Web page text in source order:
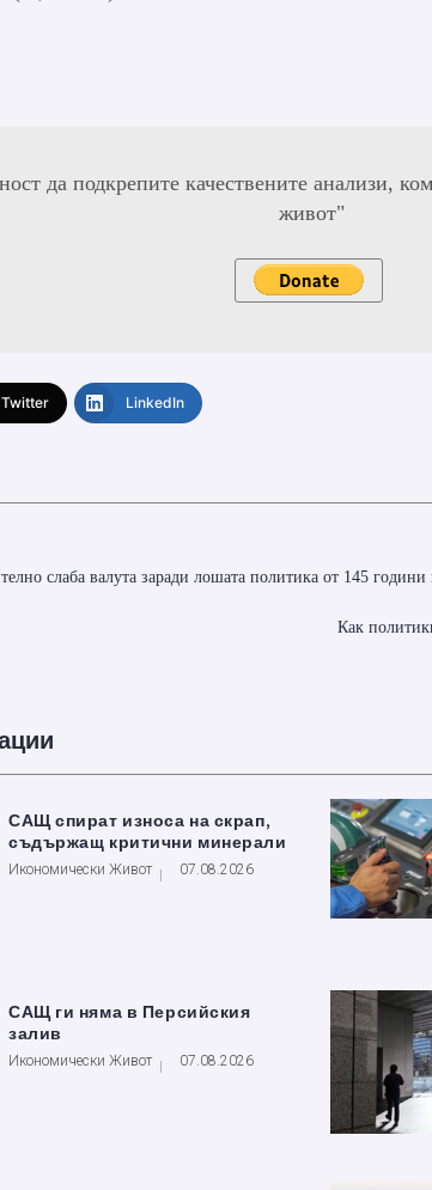
да подкрепите качествените анализи,
живот"
Twitter LinkedIn
слаба валута заради лошата политика от 145 години
Как
САЩ спират износа на скрап,
съдържащ критични минерали
Икономически Живот 07.08.2026
САЩ ги няма в Персийския
залив
Икономически Живот 07.08.2026